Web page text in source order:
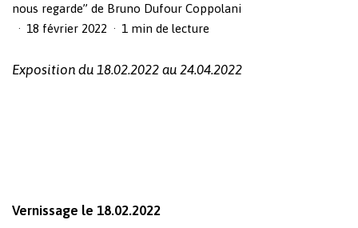
nous regarde” de Bruno Dufour Coppolani
18 février 2022
1 min de lecture
Exposition du 18.02.2022 au 24.04.2022
Vernissage le 18.02.2022